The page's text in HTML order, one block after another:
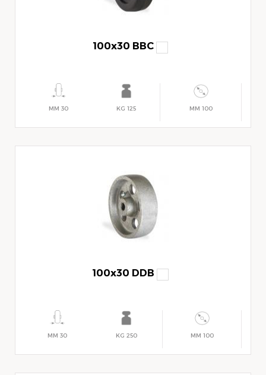
100x30 BBC
100 MM
125 KG
30 MM
100x30 DDB
100 MM
250 KG
30 MM